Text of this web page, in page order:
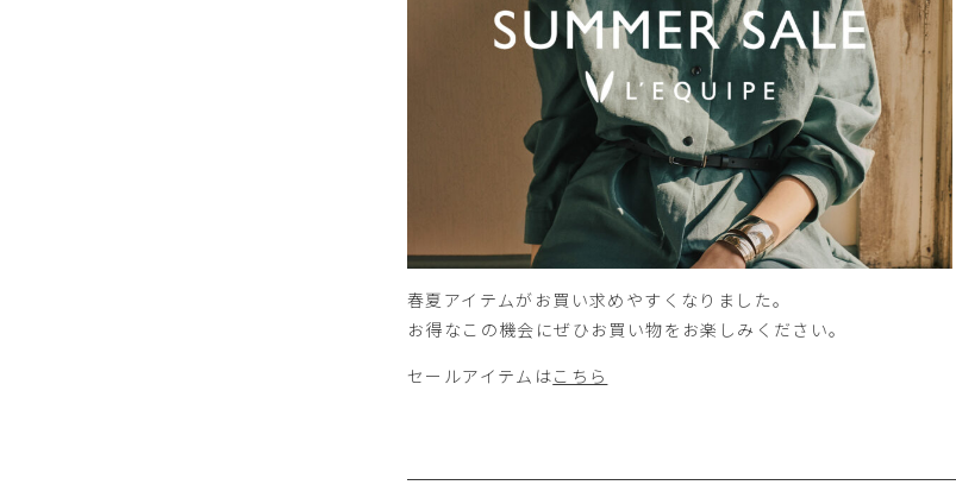
春夏アイテムがお買い求めやすくなりました。
お得なこの機会にぜひお買い物をお楽しみください。
セールアイテムはこちら